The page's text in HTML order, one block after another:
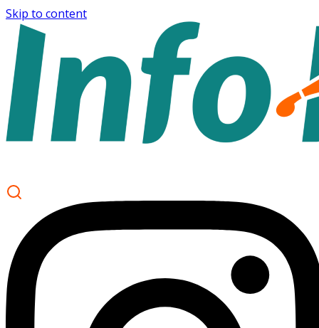
Skip to content